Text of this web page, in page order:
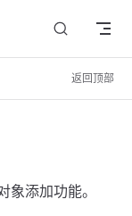
返回顶部
添加功能。